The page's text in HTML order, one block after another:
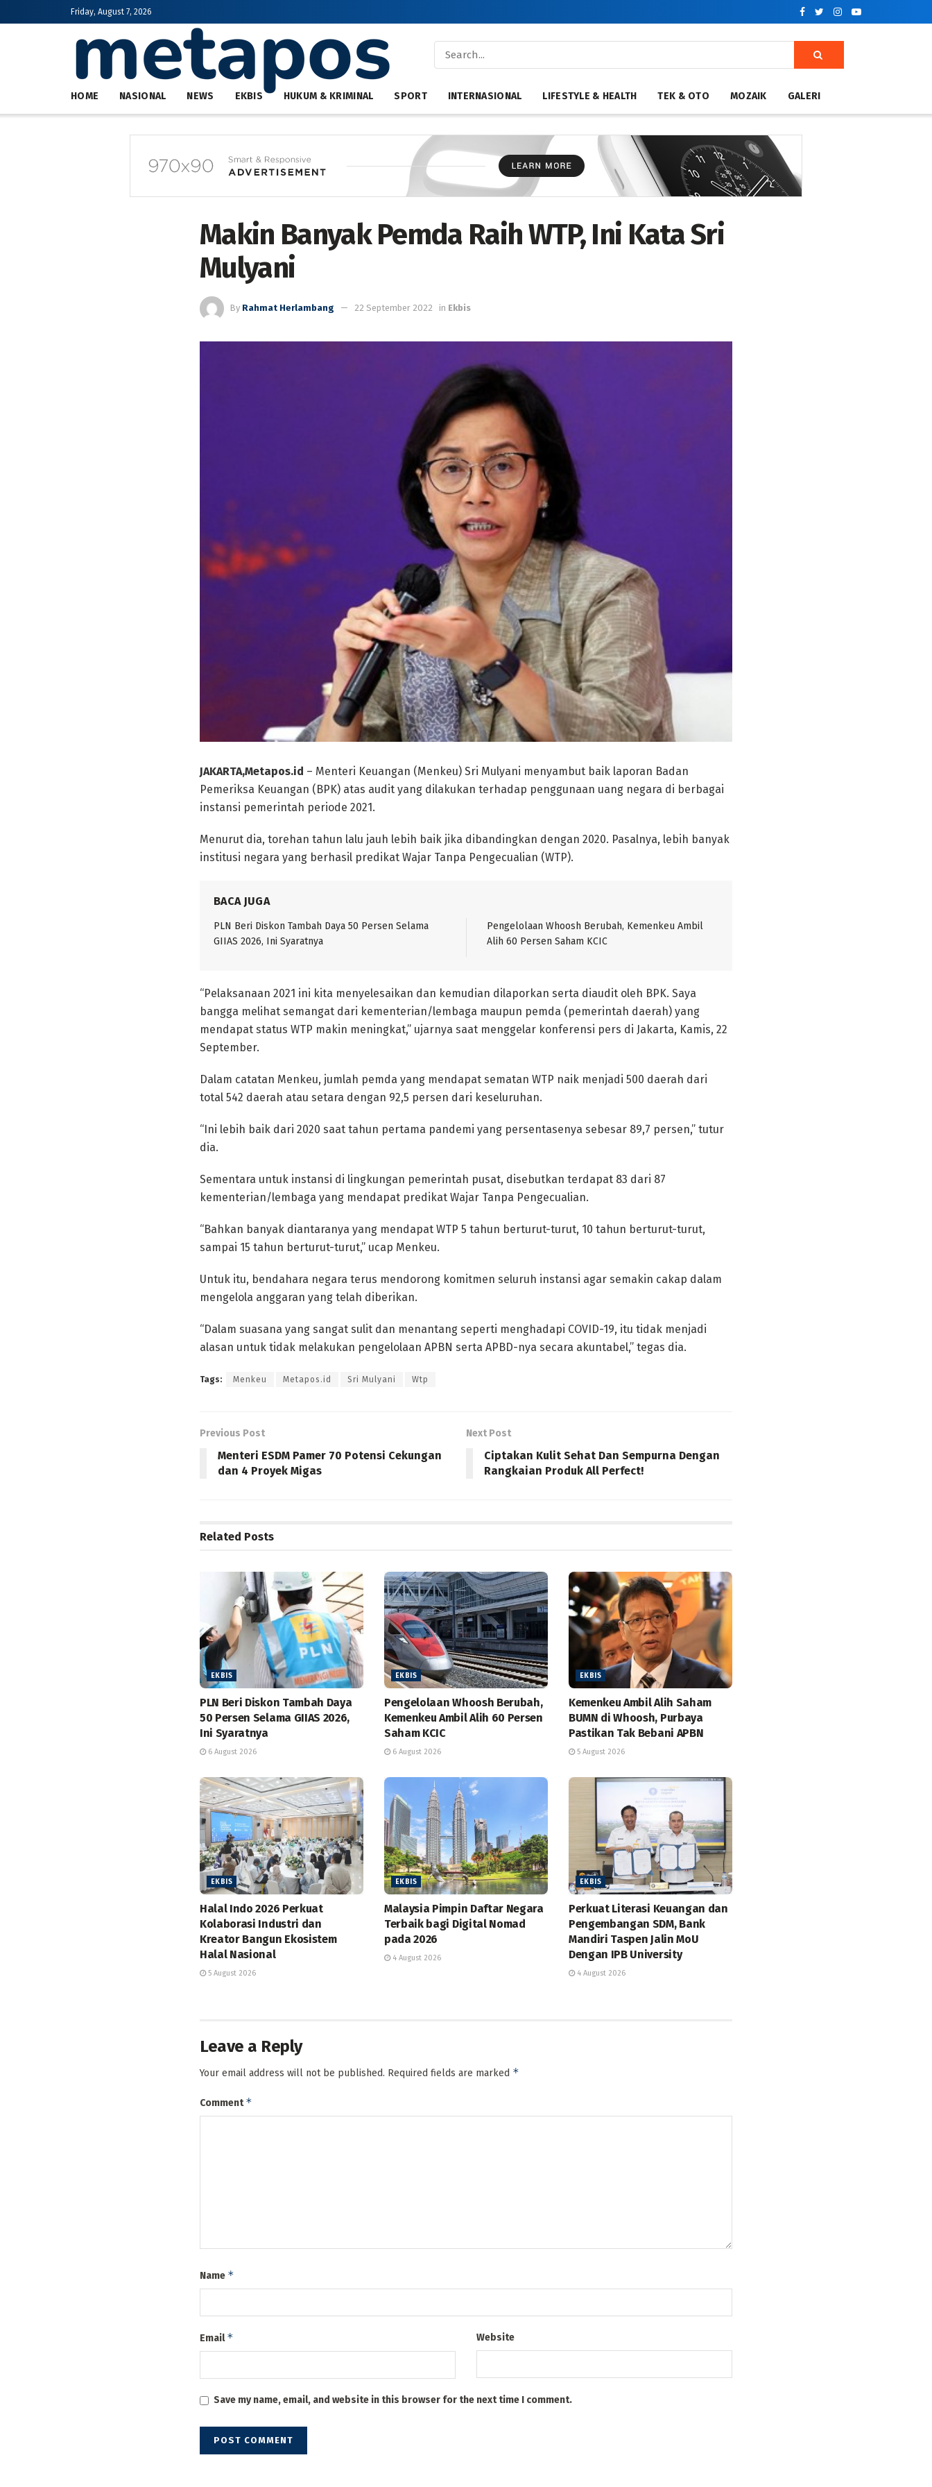
Friday, August 7, 2026
HOME NASIONAL NEWS EKBIS HUKUM & KRIMINAL SPORT INTERNASIONAL LIFESTYLE & HEALTH TEK & OTO MOZAIK GALERI
Makin Banyak Pemda Raih WTP, Ini Kata Sri
Mulyani
By Rahmat Herlambang 22 September 2022 in Ekbis
JAKARTA,Metapos.id – Menteri Keuangan (Menkeu) Sri Mulyani menyambut baik laporan Badan
Pemeriksa Keuangan (BPK) atas audit yang dilakukan terhadap penggunaan uang negara di berbagai
instansi pemerintah periode 2021.
Menurut dia, torehan tahun lalu jauh lebih baik jika dibandingkan dengan 2020. Pasalnya, lebih banyak
institusi negara yang berhasil predikat Wajar Tanpa Pengecualian (WTP).
BACA JUGA
PLN Beri Diskon Tambah Daya 50 Persen Selama
GIIAS 2026, Ini Syaratnya
Pengelolaan Whoosh Berubah, Kemenkeu Ambil
Alih 60 Persen Saham KCIC
“Pelaksanaan 2021 ini kita menyelesaikan dan kemudian dilaporkan serta diaudit oleh BPK. Saya
bangga melihat semangat dari kementerian/lembaga maupun pemda (pemerintah daerah) yang
mendapat status WTP makin meningkat,” ujarnya saat menggelar konferensi pers di Jakarta, Kamis, 22
September.
Dalam catatan Menkeu, jumlah pemda yang mendapat sematan WTP naik menjadi 500 daerah dari
total 542 daerah atau setara dengan 92,5 persen dari keseluruhan.
“Ini lebih baik dari 2020 saat tahun pertama pandemi yang persentasenya sebesar 89,7 persen,” tutur
dia.
Sementara untuk instansi di lingkungan pemerintah pusat, disebutkan terdapat 83 dari 87
kementerian/lembaga yang mendapat predikat Wajar Tanpa Pengecualian.
“Bahkan banyak diantaranya yang mendapat WTP 5 tahun berturut-turut, 10 tahun berturut-turut,
sampai 15 tahun berturut-turut,” ucap Menkeu.
Untuk itu, bendahara negara terus mendorong komitmen seluruh instansi agar semakin cakap dalam
mengelola anggaran yang telah diberikan.
“Dalam suasana yang sangat sulit dan menantang seperti menghadapi COVID-19, itu tidak menjadi
alasan untuk tidak melakukan pengelolaan APBN serta APBD-nya secara akuntabel,” tegas dia.
Tags: Menkeu Metapos.id Sri Mulyani Wtp
Previous Post
Menteri ESDM Pamer 70 Potensi Cekungan
dan 4 Proyek Migas
Next Post
Ciptakan Kulit Sehat Dan Sempurna Dengan
Rangkaian Produk All Perfect!
Related Posts
EKBIS
PLN Beri Diskon Tambah Daya
50 Persen Selama GIIAS 2026,
Ini Syaratnya
6 August 2026
EKBIS
Pengelolaan Whoosh Berubah,
Kemenkeu Ambil Alih 60 Persen
Saham KCIC
6 August 2026
EKBIS
Kemenkeu Ambil Alih Saham
BUMN di Whoosh, Purbaya
Pastikan Tak Bebani APBN
5 August 2026
EKBIS
Halal Indo 2026 Perkuat
Kolaborasi Industri dan
Kreator Bangun Ekosistem
Halal Nasional
5 August 2026
EKBIS
Malaysia Pimpin Daftar Negara
Terbaik bagi Digital Nomad
pada 2026
4 August 2026
EKBIS
Perkuat Literasi Keuangan dan
Pengembangan SDM, Bank
Mandiri Taspen Jalin MoU
Dengan IPB University
4 August 2026
Leave a Reply
Your email address will not be published. Required fields are marked *
Comment*
Name *
Email* Website
Save my name, email, and website in this browser for the next time I comment.